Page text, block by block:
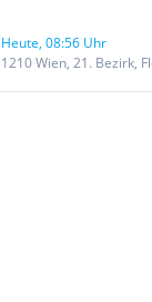
ÜBERSIEDLUNG
UMGEBUNG
und EU-weit
Heute, 08:56 Uhr
1210 Wien, 21. Bezirk,